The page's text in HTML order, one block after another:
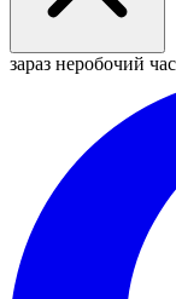
зараз неробочий час